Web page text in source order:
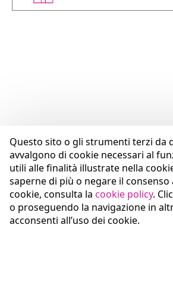
Questo sito o gli strumenti terzi da
avvalgono di cookie necessari al
utili alle finalità illustrate nella
saperne di più o negare il
cookie, consulta la cookie policy.
o proseguendo la navigazione in
acconsenti all’uso dei cookie.